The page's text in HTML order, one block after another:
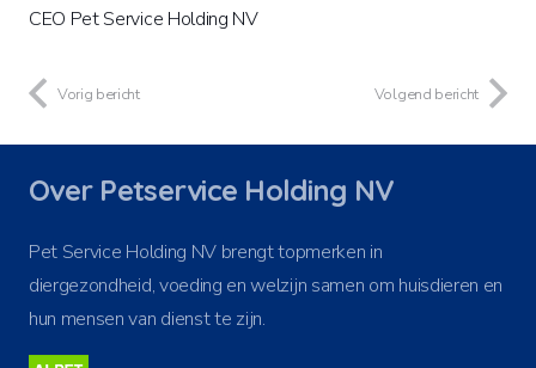
CEO Pet Service Holding NV
Vorig bericht Volgend bericht
Over Petservice Holding NV
Pet Service Holding NV brengt topmerken in
diergezondheid, voeding en welzijn samen om huisdieren en
hun mensen van dienst te zijn.